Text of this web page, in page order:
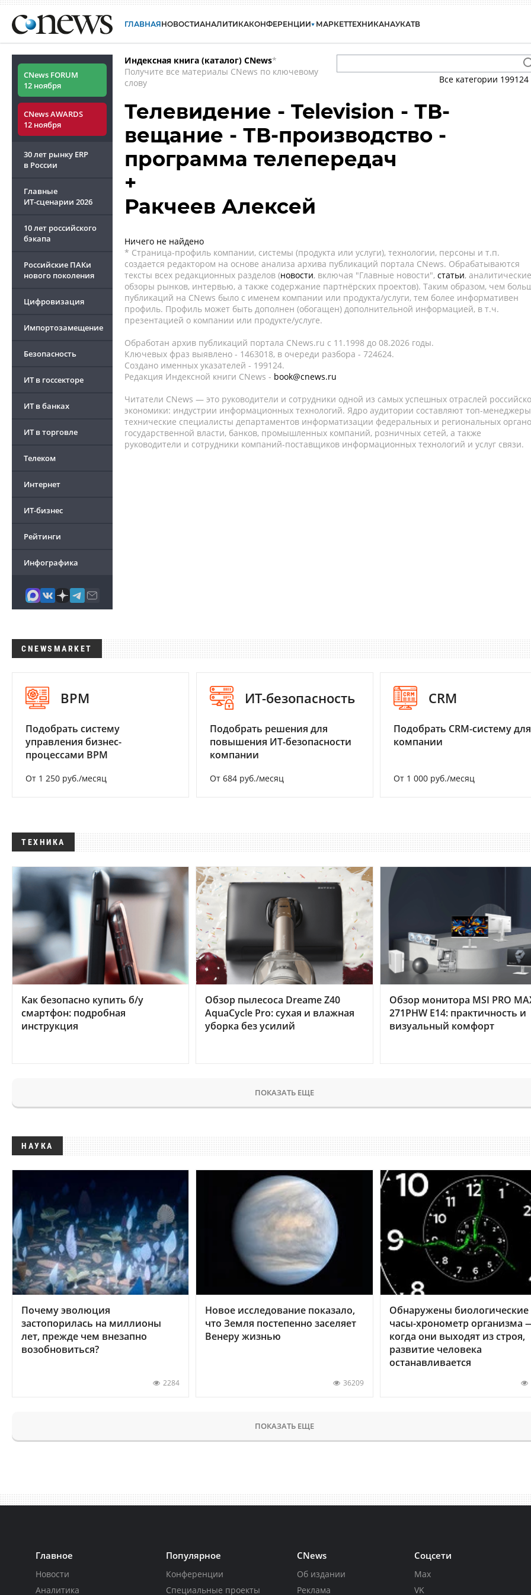
ГЛАВНАЯНОВОСТИАНАЛИТИКАКОНФЕРЕНЦИИ МАРКЕТТЕХНИКАНАУКАТВ
CNews FORUM
12 ноября
CNews AWARDS
12 ноября
30 лет рынку ERP
в России
Главные
ИТ-сценарии 2026
10 лет российского
бэкапа
Российские ПАКи
нового поколения
Цифровизация
Импортозамещение
Безопасность
ИТ в госсекторе
ИТ в банках
ИТ в торговле
Телеком
Интернет
ИТ-бизнес
Рейтинги
Инфографика
Индексная книга (каталог) CNews*
Получите все материалы CNews по ключевому
слову
Все категории 199124
Телевидение - Television - ТВ-
вещание - ТВ-производство -
программа телепередач
+
Ракчеев Алексей
Ничего не найдено
* Страница-профиль компании, системы (продукта или услуги), технологии, персоны и т.п.
создается редактором на основе анализа архива публикаций портала CNews. Обрабатываются
тексты всех редакционных разделов (новости, включая "Главные новости", статьи, аналитические
обзоры рынков, интервью, а также содержание партнёрских проектов). Таким образом, чем
публикаций на CNews было с именем компании или продукта/услуги, тем более информативен
профиль. Профиль может быть дополнен (обогащен) дополнительной информацией, в т.ч.
презентацией о компании или продукте/услуге.
Обработан архив публикаций портала CNews.ru c 11.1998 до 08.2026 годы.
Ключевых фраз выявлено - 1463018, в очереди разбора - 724624.
Создано именных указателей - 199124.
Редакция Индексной книги CNews - book@cnews.ru
Читатели CNews — это руководители и сотрудники одной из самых успешных отраслей
экономики: индустрии информационных технологий. Ядро аудитории составляют топ-
технические специалисты департаментов информатизации федеральных и региональных
государственной власти, банков, промышленных компаний, розничных сетей, а также
руководители и сотрудники компаний-поставщиков информационных технологий и услуг связи.
CNEWSMARKET
BPM
Подобрать систему
управления бизнес-
процессами BPM
От 1 250 руб./месяц
ИТ-безопасность
Подобрать решения для
повышения ИТ-безопасности
компании
От 684 руб./месяц
CRM
Подобрать CRM-систему для
компании
От 1 000 руб./месяц
ТЕХНИКА
Как безопасно купить б/у
смартфон: подробная
инструкция
Обзор пылесоса Dreame Z40
AquaCycle Pro: сухая и влажная
уборка без усилий
Обзор монитора MSI PRO
271PHW E14: практичность и
визуальный комфорт
ПОКАЗАТЬ ЕЩЕ
НАУКА
Почему эволюция
застопорилась на миллионы
лет, прежде чем внезапно
возобновиться?
2284
Новое исследование показало,
что Земля постепенно заселяет
Венеру жизнью
36209
Обнаружены биологические
часы-хронометр организма
когда они выходят из строя,
развитие человека
останавливается
ПОКАЗАТЬ ЕЩЕ
Главное
Новости
Аналитика
Популярное
Конференции
Специальные проекты
CNews
Об издании
Реклама
Соцсети
Max
VK